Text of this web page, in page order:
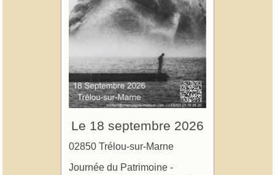
Le 18 septembre 2026
02850 Trélou-sur-Marne
Journée du Patrimoine -